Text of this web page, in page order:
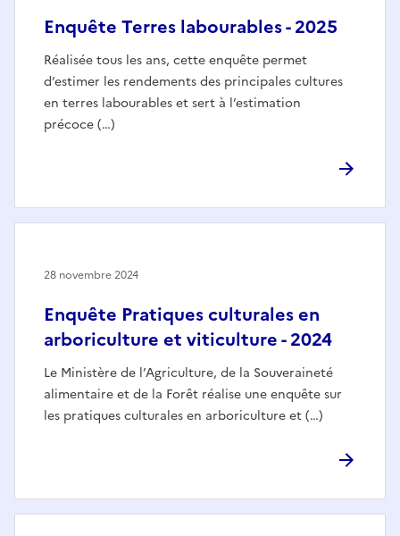
Enquête Terres labourables - 2025
Réalisée tous les ans, cette enquête permet
d’estimer les rendements des principales cultures
en terres labourables et sert à l’estimation
précoce (…)
Enquête Pratiques culturales en
arboriculture et viticulture - 2024
Le Ministère de l’Agriculture, de la Souveraineté
alimentaire et de la Forêt réalise une enquête sur
les pratiques culturales en arboriculture et (…)
28 novembre 2024